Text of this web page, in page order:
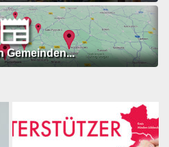
Gemeinden...